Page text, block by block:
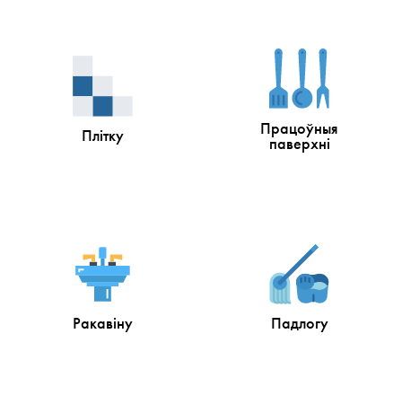
Плітку Працоўныя
паверхні
Ракавіну Падлогу